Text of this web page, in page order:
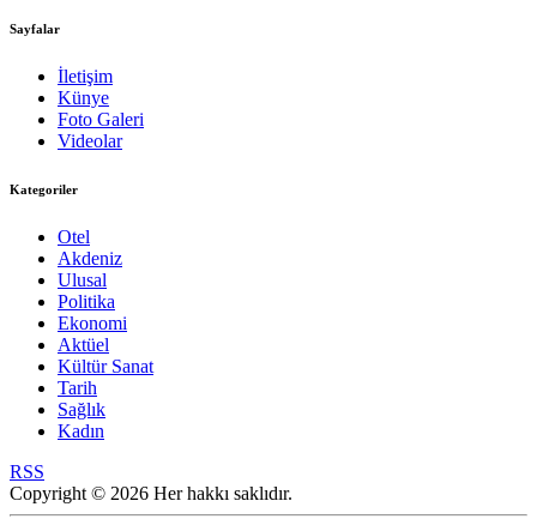
Sayfalar
İletişim
Künye
Foto Galeri
Videolar
Kategoriler
Otel
Akdeniz
Ulusal
Politika
Ekonomi
Aktüel
Kültür Sanat
Tarih
Sağlık
Kadın
RSS
Copyright © 2026 Her hakkı saklıdır.